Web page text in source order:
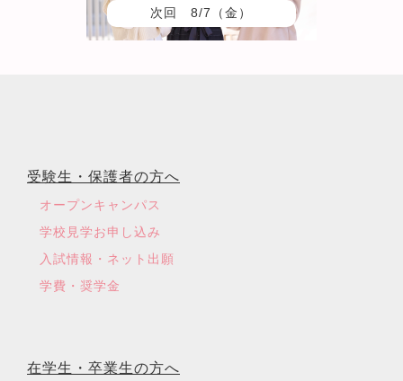
次回 8/7（金）
受験生・保護者の方へ
オープンキャンパス
学校見学お申し込み
入試情報・ネット出願
学費・奨学金
在学生・卒業生の方へ